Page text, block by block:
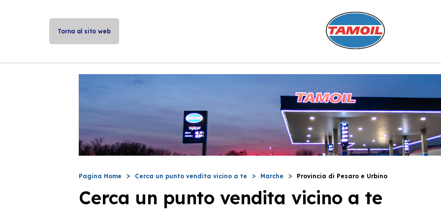
Torna al sito web
Pagina Home Cerca un punto vendita vicino a te Marche Provincia di Pesaro e Urbino
Cerca un punto vendita vicino a te